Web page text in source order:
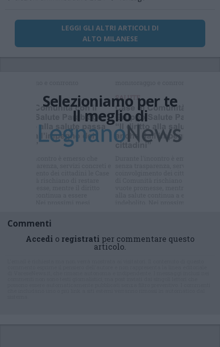
LEGGI GLI ALTRI ARTICOLI DI
ALTO MILANESE
Selezioniamo per te
Il meglio di
Iscriviti alla
Commenti
Accedi o registrati per commentare questo
articolo.